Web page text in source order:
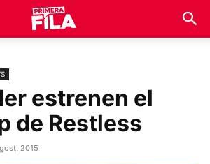
estrenen el
de Restless
2015